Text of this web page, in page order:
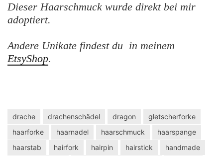
Dieser Haarschmuck wurde direkt bei mir
adoptiert.
Andere Unikate findest du in meinem
EtsyShop.
drache drachenschädel dragon
gletscherforke
haarforke
haarnadel haarschmuck
haarspange
haarstab
hairfork hairpin hairstick
handmade